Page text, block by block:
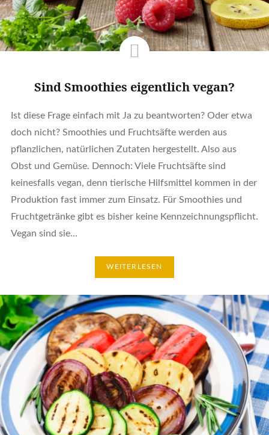
Sind Smoothies eigentlich vegan?
Ist diese Frage einfach mit Ja zu beantworten? Oder etwa
doch nicht? Smoothies und Fruchtsäfte werden aus
pflanzlichen, natürlichen Zutaten hergestellt. Also aus
Obst und Gemüse. Dennoch: Viele Fruchtsäfte sind
keinesfalls vegan, denn tierische Hilfsmittel kommen in der
Produktion fast immer zum Einsatz. Für Smoothies und
Fruchtgetränke gibt es bisher keine Kennzeichnungspflicht.
Vegan sind sie…
WEITERLESEN